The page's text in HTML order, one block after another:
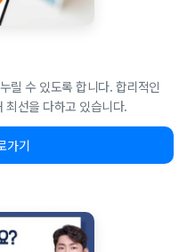
릴 수 있도록 합니다. 합리적인
최선을 다하고 있습니다.
가기